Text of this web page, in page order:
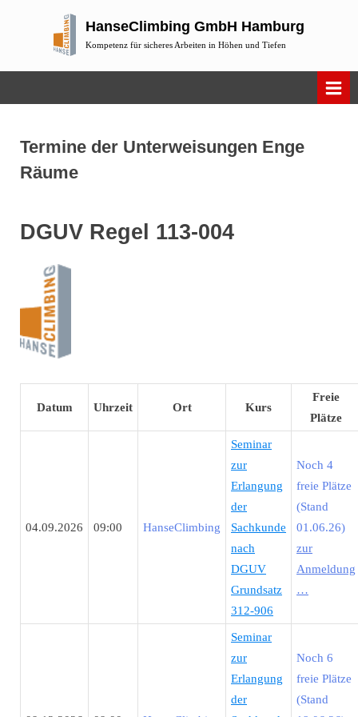
HanseClimbing GmbH Hamburg
Kompetenz für sicheres Arbeiten in Höhen und Tiefen
Termine der Unterweisungen Enge
Räume
DGUV Regel 113-004
Datum Uhrzeit Ort Kurs
Freie
Plätze
04.09.2026 09:00 HanseClimbing
Seminar
zur
Erlangung
der
Sachkunde
nach
DGUV
Grundsatz
312-906
Noch 4
freie Plätze
(Stand
01.06.26)
zur
Anmeldung
…
Seminar
zur
Erlangung
der
Noch 6
freie Plätze
(Stand